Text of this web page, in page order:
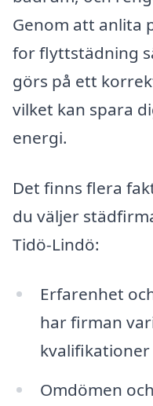
Genom att anlita
for flyttstädning
görs på ett
vilket kan spara
energi.
Det finns flera
du väljer
Tidö-Lindö:
Erfarenhet
har firman
Omdömen